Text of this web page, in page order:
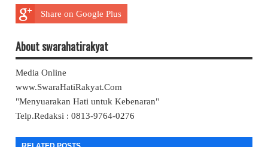
Share on Google Plus
About swarahatirakyat
Media Online
www.SwaraHatiRakyat.Com
"Menyuarakan Hati untuk Kebenaran"
Telp.Redaksi : 0813-9764-0276